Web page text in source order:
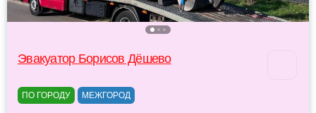
Эвакуатор Борисов Дёшево
ПО ГОРОДУ МЕЖГОРОД